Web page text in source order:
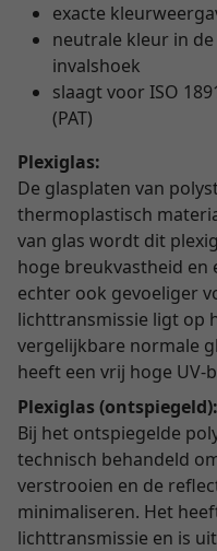
exacte
neutrale kleur in
invalshoek
slaagt voor ISO
(PAT)
Plexiglas:
De glasplaten van
thermoplastisch
van glas wordt dit
hoge breukvastheid en
echter ook gevoeliger
lichttransmissie ligt op
vergelijkbare normale
heeft een vrij hoge UV-
Plexiglas (ontspiegeld):
Bij het ontspiegelde
technisch behandeld
verstrooien en de
minimaliseren. Het
lichttransmissie en is